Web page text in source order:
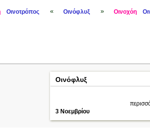
Οινοτρόπος « Οινόφλυξ » Οινοχόη
Οινόφλυξ
3 Νοεμβρίου